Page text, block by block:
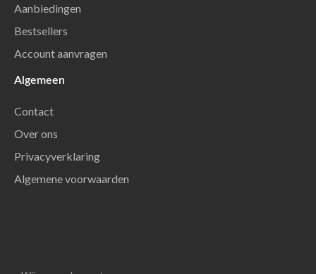
Aanbiedingen
Bestsellers
Account aanvragen
Algemeen
Contact
Over ons
Privacyverklaring
Algemene voorwaarden